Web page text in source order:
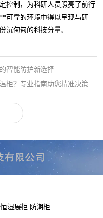
控制，为科研人员照亮了前行
可靠的环境中得以呈现与研
沉甸甸的科技分量。
智能防护新选择
柜？专业指南助您精准决策
湿展柜 防潮柜